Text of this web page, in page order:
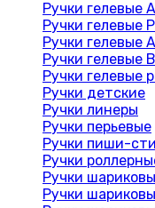
Ручки гелевые
Ручки гелевые
Ручки гелевые
Ручки гелевые
Ручки гелевые
Ручки детские
Ручки линеры
Ручки перьевые
Ручки пиши-
Ручки
Ручки
Ручки